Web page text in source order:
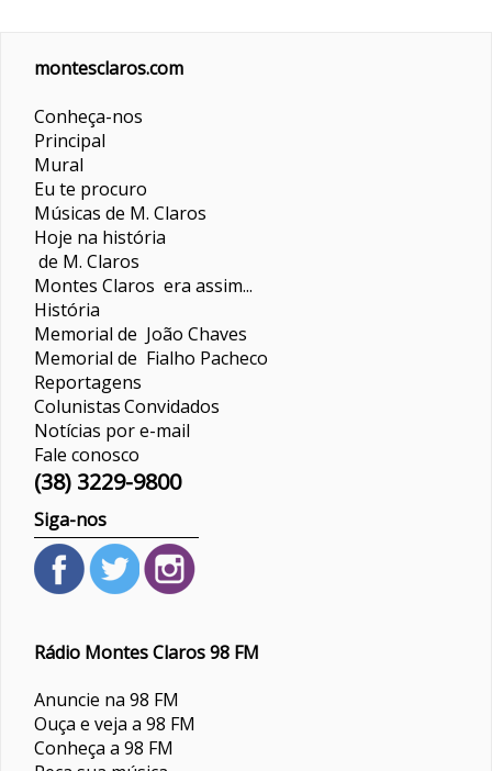
montesclaros.com
Conheça-nos
Principal
Mural
Eu te procuro
Músicas de M. Claros
Hoje na história
de M. Claros
Montes Claros era assim...
História
Memorial de João Chaves
Memorial de Fialho Pacheco
Reportagens
ColunistasConvidados
Notícias por e-mail
Fale conosco
(38) 3229-9800
Siga-nos
Rádio Montes Claros 98 FM
Anuncie na 98 FM
Ouça e veja a 98 FM
Conheça a 98 FM